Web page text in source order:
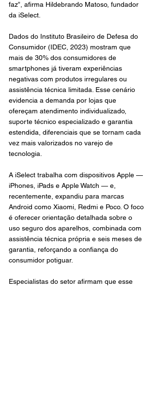
faz”, afirma Hildebrando Matoso, fundador
da iSelect.
Dados do Instituto Brasileiro de Defesa do
Consumidor (IDEC, 2023) mostram que
mais de 30% dos consumidores de
smartphones já tiveram experiências
negativas com produtos irregulares ou
assistência técnica limitada. Esse cenário
evidencia a demanda por lojas que
ofereçam atendimento individualizado,
suporte técnico especializado e garantia
estendida, diferenciais que se tornam cada
vez mais valorizados no varejo de
tecnologia.
A iSelect trabalha com dispositivos Apple —
iPhones, iPads e Apple Watch — e,
recentemente, expandiu para marcas
Android como Xiaomi, Redmi e Poco. O foco
é oferecer orientação detalhada sobre o
uso seguro dos aparelhos, combinada com
assistência técnica própria e seis meses de
garantia, reforçando a confiança do
consumidor potiguar.
Especialistas do setor afirmam que esse